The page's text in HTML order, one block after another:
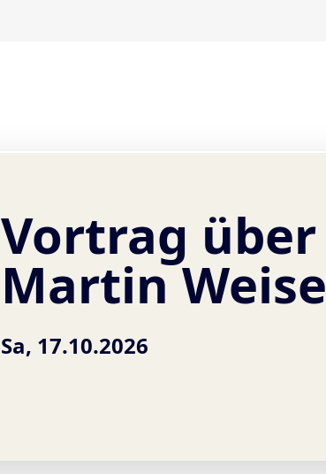
Vortrag über
Martin Weise
Sa, 17.10.2026